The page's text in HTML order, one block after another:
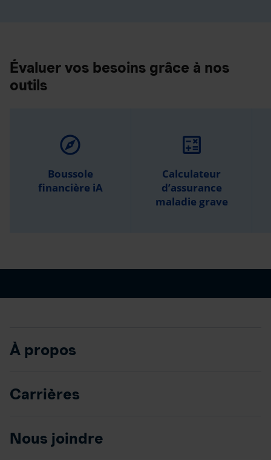
Évaluer vos besoins grâce à nos
outils
explore
Boussole
financière iA
calculate
Calculateur
d’assurance
maladie grave
À propos
Carrières
Nous joindre